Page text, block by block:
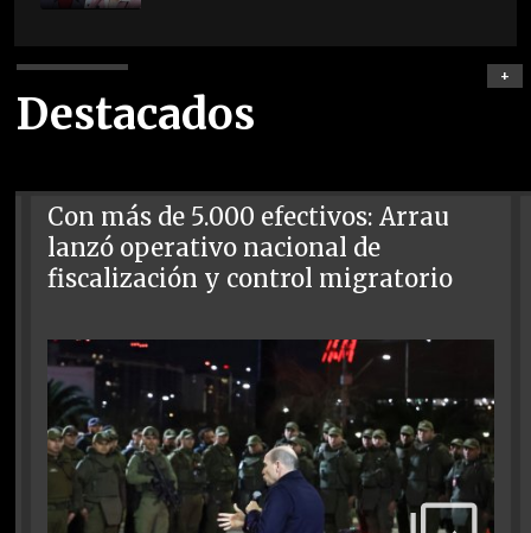
Destacados
+
Con más de 5.000 efectivos: Arrau
lanzó operativo nacional de
fiscalización y control migratorio